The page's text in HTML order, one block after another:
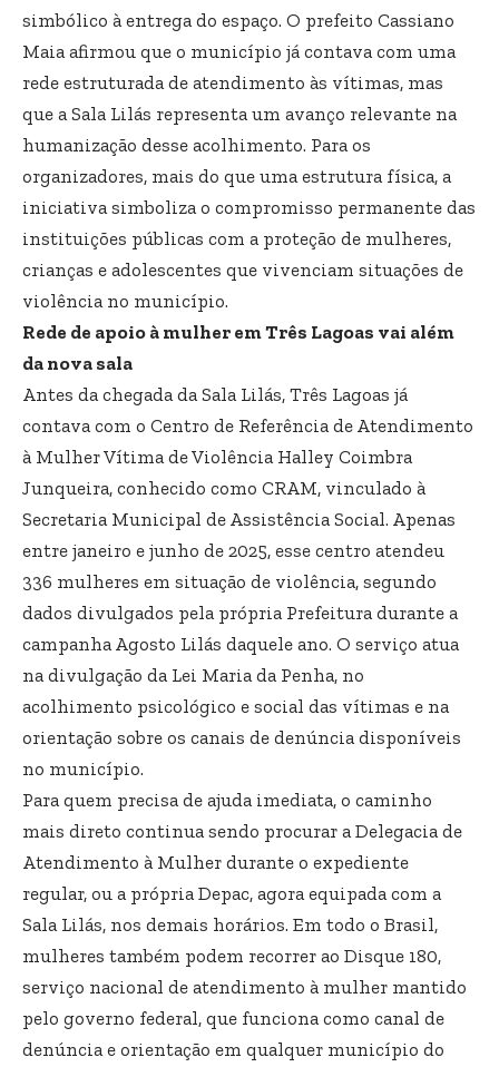
simbólico à entrega do espaço. O prefeito Cassiano
Maia afirmou que o município já contava com uma
rede estruturada de atendimento às vítimas, mas
que a Sala Lilás representa um avanço relevante na
humanização desse acolhimento. Para os
organizadores, mais do que uma estrutura física, a
iniciativa simboliza o compromisso permanente das
instituições públicas com a proteção de mulheres,
crianças e adolescentes que vivenciam situações de
violência no município.
Rede de apoio à mulher em Três Lagoas vai além
da nova sala
Antes da chegada da Sala Lilás, Três Lagoas já
contava com o Centro de Referência de Atendimento
à Mulher Vítima de Violência Halley Coimbra
Junqueira, conhecido como CRAM, vinculado à
Secretaria Municipal de Assistência Social. Apenas
entre janeiro e junho de 2025, esse centro atendeu
336 mulheres em situação de violência, segundo
dados divulgados pela própria Prefeitura durante a
campanha Agosto Lilás daquele ano. O serviço atua
na divulgação da Lei Maria da Penha, no
acolhimento psicológico e social das vítimas e na
orientação sobre os canais de denúncia disponíveis
no município.
Para quem precisa de ajuda imediata, o caminho
mais direto continua sendo procurar a Delegacia de
Atendimento à Mulher durante o expediente
regular, ou a própria Depac, agora equipada com a
Sala Lilás, nos demais horários. Em todo o Brasil,
mulheres também podem recorrer ao Disque 180,
serviço nacional de atendimento à mulher mantido
pelo governo federal, que funciona como canal de
denúncia e orientação em qualquer município do